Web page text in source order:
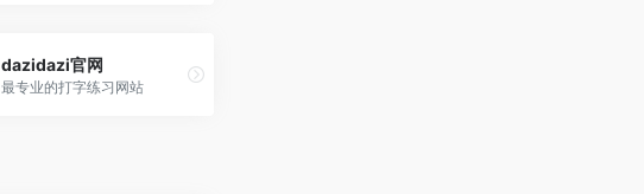
dazidazi官网
最专业的打字练习网站